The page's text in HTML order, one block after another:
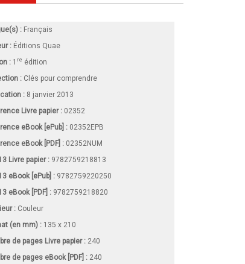
: Français
: Éditions Quae
: 1 re édition
: Clés pour comprendre
: 8 janvier 2013
Livre papier : 02352
eBook [ePub] : 02352EPB
eBook [PDF] : 02352NUM
Livre papier : 9782759218813
eBook [ePub] : 9782759220250
eBook [PDF] : 9782759218820
: Couleur
(en mm) : 135 x 210
de pages Livre papier: 240
de pages eBook [PDF] : 240